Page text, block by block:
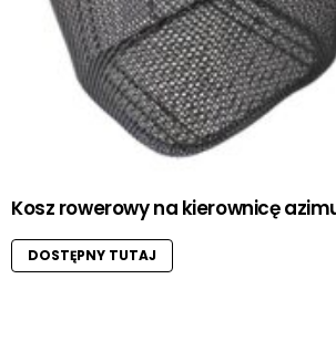
Kosz rowerowy na kierownicę
DOSTĘPNY TUTAJ